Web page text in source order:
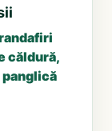
căldură,